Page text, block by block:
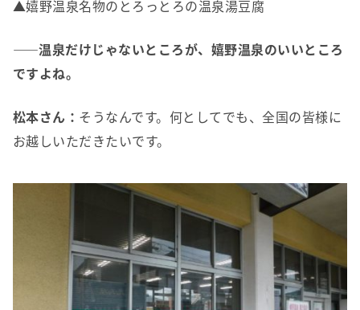
▲嬉野温泉名物のとろっとろの温泉湯豆腐
――温泉だけじゃないところが、嬉野温泉のいいところ
ですよね。
松本さん： そうなんです。何としてでも、全国の皆様に
お越しいただきたいです。